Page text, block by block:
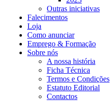
Outras iniciativas
Falecimentos
Loja
Como anunciar
Emprego & Formação
Sobre nós
A nossa história
Ficha Técnica
Termos e Condições
Estatuto Editorial
Contactos